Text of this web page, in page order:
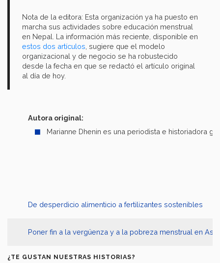
Nota de la editora: Esta organización ya ha puesto en
marcha sus actividades sobre educación menstrual
en Nepal. La información más reciente, disponible en
estos dos artículos , sugiere que el modelo
organizacional y de negocio se ha robustecido
desde la fecha en que se redactó el artículo original
al día de hoy.
Autora original:
Marianne Dhenin es una periodista e historiadora
De desperdicio alimenticio a fertilizantes sostenibles
Poner fin a la vergüenza y a la pobreza menstrual en Asia
¿TE GUSTAN NUESTRAS HISTORIAS?